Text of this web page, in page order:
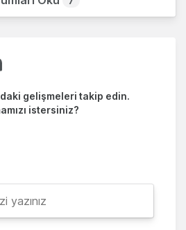
gelişmeleri takip edin.
istersiniz?